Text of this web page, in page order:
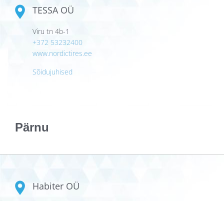
TESSA OÜ
Viru tn 4b-1
+372 53232400
www.nordictires.ee
Sõidujuhised
Pärnu
Habiter OÜ